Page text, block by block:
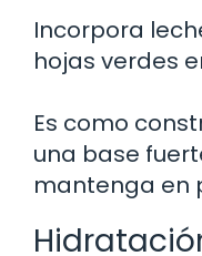
Incorpora
hojas verdes
Es como
una base
mantenga en